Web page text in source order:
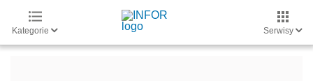
Kategorie Serwisy